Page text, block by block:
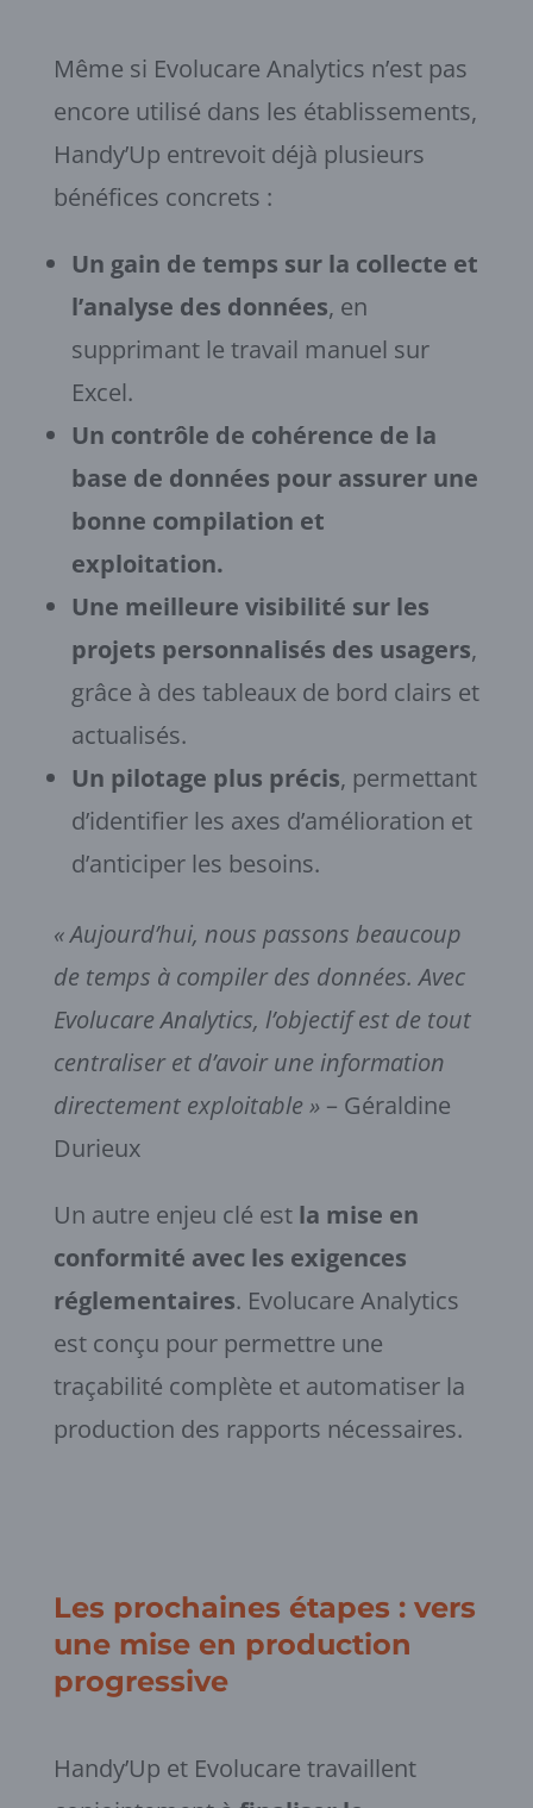
Même si Evolucare Analytics n’est pas
encore utilisé dans les établissements,
Handy’Up entrevoit déjà plusieurs
bénéfices concrets :
Un gain de temps sur la collecte et
l’analyse des données, en
supprimant le travail manuel sur
Excel.
Un contrôle de cohérence de la
base de données pour assurer une
bonne compilation et
exploitation.
Une meilleure visibilité sur les
projets personnalisés des usagers,
grâce à des tableaux de bord clairs et
actualisés.
Un pilotage plus précis, permettant
d’identifier les axes d’amélioration et
d’anticiper les besoins.
« Aujourd’hui, nous passons beaucoup
de temps à compiler des données. Avec
Evolucare Analytics, l’objectif est de tout
centraliser et d’avoir une information
directement exploitable »– Géraldine
Durieux
Un autre enjeu clé est la mise en
conformité avec les exigences
réglementaires. Evolucare Analytics
est conçu pour permettre une
traçabilité complète et automatiser la
production des rapports nécessaires.
Les prochaines étapes : vers
une mise en production
progressive
Handy’Up et Evolucare travaillent